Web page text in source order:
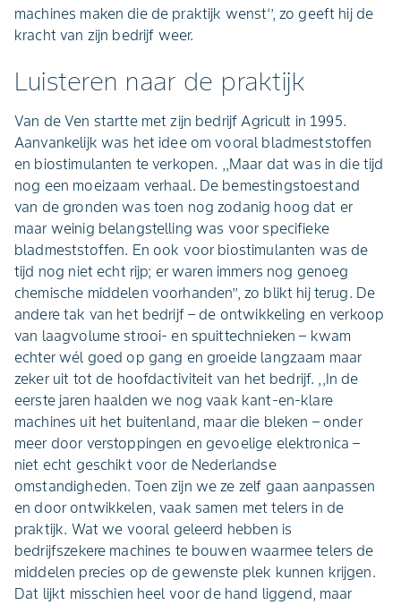
machines maken die de praktijk wenst‘’, zo geeft hij de
kracht van zijn bedrijf weer.
Luisteren naar de praktijk
Van de Ven startte met zijn bedrijf Agricult in 1995.
Aanvankelijk was het idee om vooral bladmeststoffen
en biostimulanten te verkopen. ,,Maar dat was in die tijd
nog een moeizaam verhaal. De bemestingstoestand
van de gronden was toen nog zodanig hoog dat er
maar weinig belangstelling was voor specifieke
bladmeststoffen. En ook voor biostimulanten was de
tijd nog niet echt rijp; er waren immers nog genoeg
chemische middelen voorhanden’’, zo blikt hij terug. De
andere tak van het bedrijf – de ontwikkeling en verkoop
van laagvolume strooi- en spuittechnieken – kwam
echter wél goed op gang en groeide langzaam maar
zeker uit tot de hoofdactiviteit van het bedrijf. ,,In de
eerste jaren haalden we nog vaak kant-en-klare
machines uit het buitenland, maar die bleken – onder
meer door verstoppingen en gevoelige elektronica –
niet echt geschikt voor de Nederlandse
omstandigheden. Toen zijn we ze zelf gaan aanpassen
en door ontwikkelen, vaak samen met telers in de
praktijk. Wat we vooral geleerd hebben is
bedrijfszekere machines te bouwen waarmee telers de
middelen precies op de gewenste plek kunnen krijgen.
Dat lijkt misschien heel voor de hand liggend, maar